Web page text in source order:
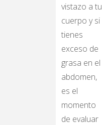
vistazo a tu
cuerpo y si
tienes
exceso de
grasa en el
abdomen,
es el
momento
de evaluar